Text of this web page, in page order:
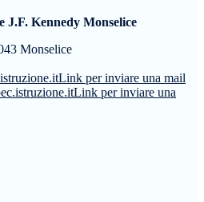
J.F. Kennedy Monselice
Monselice
Link per inviare una mail
Link per inviare una